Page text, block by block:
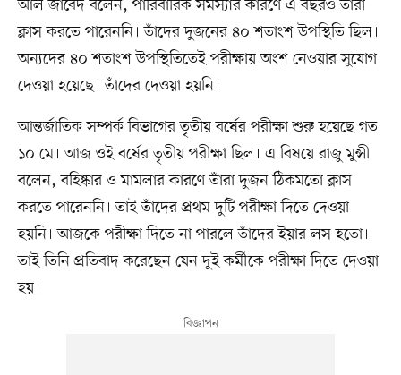
আল জাবেদ বলেন, পারিবারিক সমস্যার কারণে এ বছরও তাঁরা
ক্লাস করতে পারেননি। তাঁদের দুজনের ৪০ শতাংশ উপস্থিতি ছিল।
অন্যদের ৪০ শতাংশ উপস্থিতিতেই পরীক্ষায় অংশ নেওয়ার সুযোগ
দেওয়া হয়েছে। তাঁদের দেওয়া হয়নি।
আন্তর্জাতিক সম্পর্ক বিভাগের তৃতীয় বর্ষের পরীক্ষা শুরু হয়েছে গত
১০ মে। আজ ওই বর্ষের তৃতীয় পরীক্ষা ছিল। এ বিষয়ে রাজু মুন্সী
বলেন, বহিষ্কার ও মামলার কারণে তাঁরা দুজন ঠিকমতো ক্লাস
করতে পারেননি। তাই তাঁদের প্রথম দুটি পরীক্ষা দিতে দেওয়া
হয়নি। আজকে পরীক্ষা দিতে না পারলে তাঁদের ইয়ার লস হতো।
তাই তিনি প্রতিবাদ করেছেন যেন দুই কর্মীকে পরীক্ষা দিতে দেওয়া
হয়।